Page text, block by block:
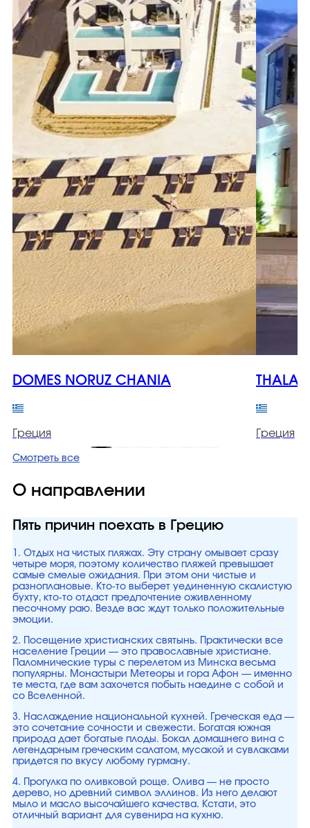
DOMES NORUZ CHANIA
Греция Греция
Смотреть все
О направлении
Пять причин поехать в Грецию
1. Отдых на чистых пляжах. Эту страну омывает сразу
четыре моря, поэтому количество пляжей превышает
самые смелые ожидания. При этом они чистые и
разноплановые. Кто-то выберет уединенную скалистую
бухту, кто-то отдаст предпочтение оживленному
песочному раю. Везде вас ждут только положительные
эмоции.
2. Посещение христианских святынь. Практически все
население Греции — это православные христиане.
Паломнические туры с перелетом из Минска весьма
популярны. Монастыри Метеоры и гора Афон — именно
те места, где вам захочется побыть наедине с собой и
со Вселенной.
3. Наслаждение национальной кухней. Греческая еда —
это сочетание сочности и свежести. Богатая южная
природа дает богатые плоды. Бокал домашнего вина с
легендарным греческим салатом, мусакой и сувлаками
придется по вкусу любому гурману.
4. Прогулка по оливковой роще. Олива — не просто
дерево, но древний символ эллинов. Из него делают
мыло и масло высочайшего качества. Кстати, это
отличный вариант для сувенира на кухню.